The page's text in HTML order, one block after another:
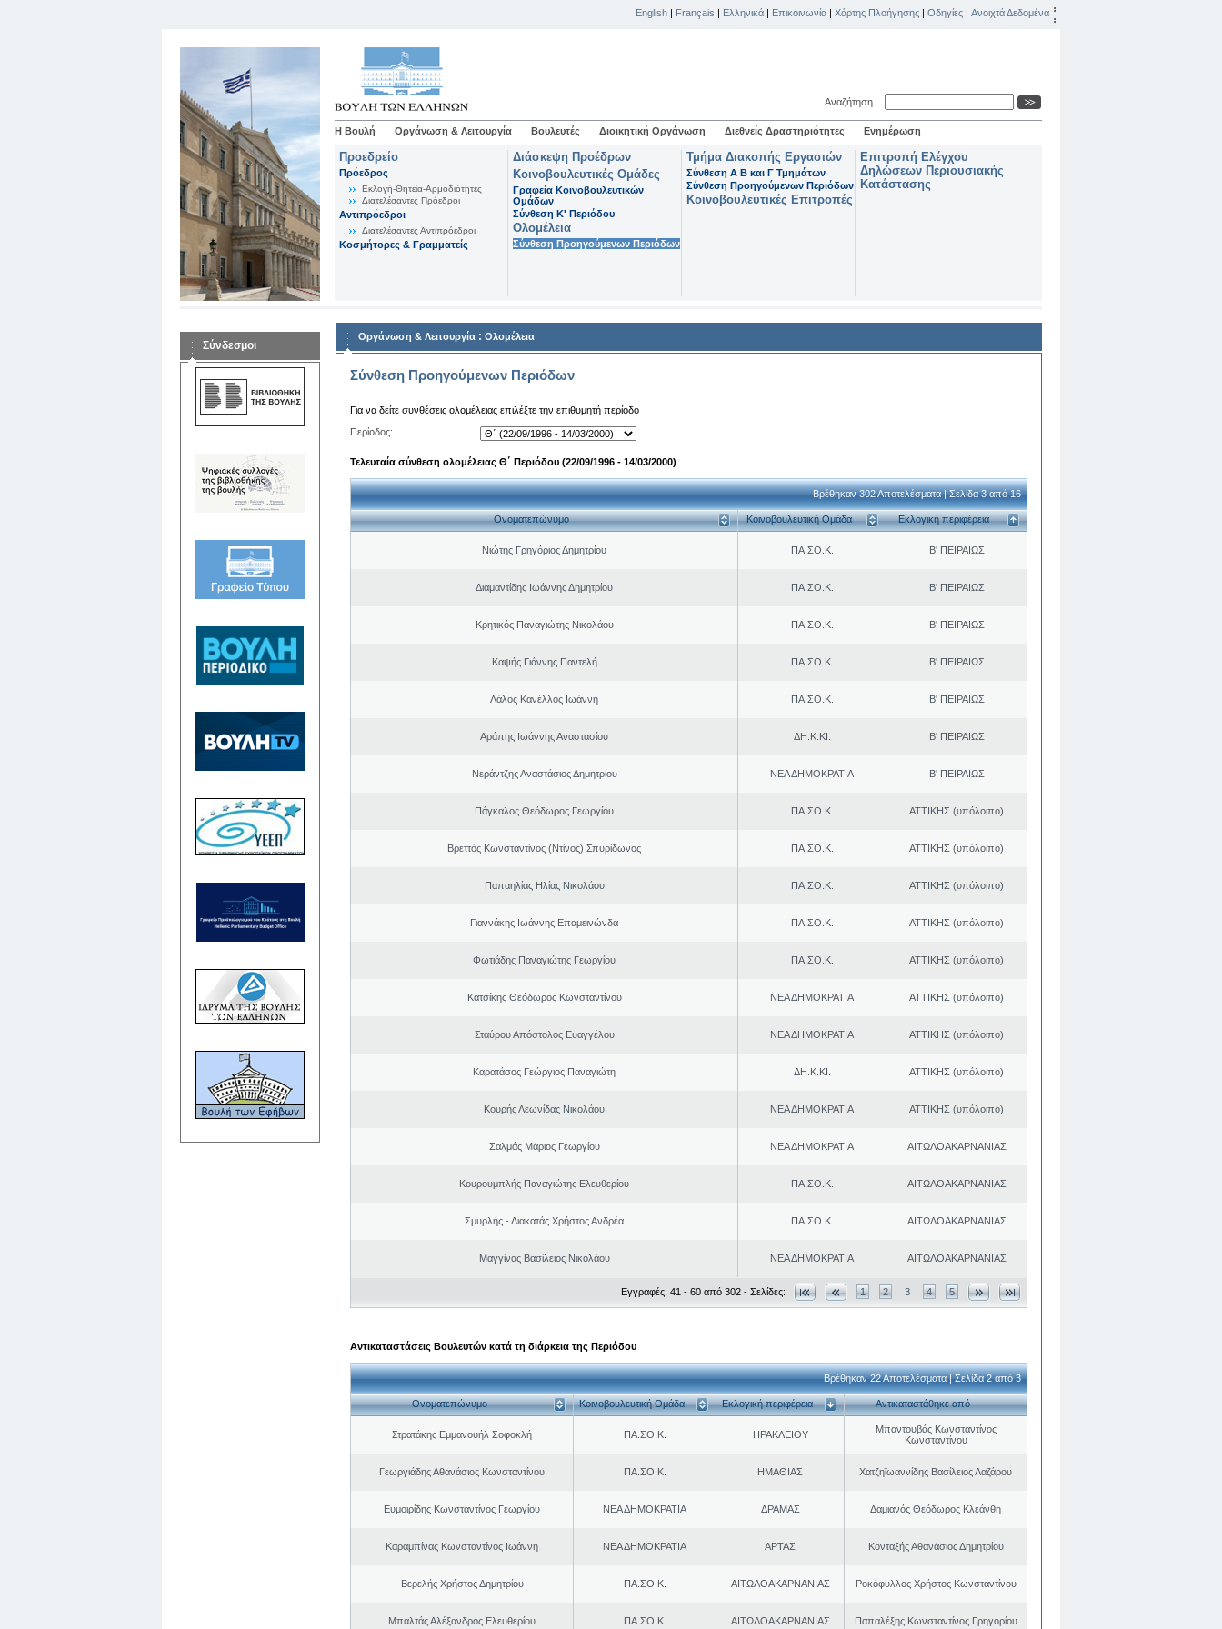
English | Français | Ελληνικά | Επικοινωνία | Χάρτης Πλοήγησης | Οδηγίες | Ανοιχτά Δεδομένα
Αναζήτηση
Η Βουλή Οργάνωση & Λειτουργία Βουλευτές Διοικητική Οργάνωση Διεθνείς Δραστηριότητες Ενημέρωση
Προεδρείο
Πρόεδρος
Εκλογή-Θητεία-Αρμοδιότητες
Διατελέσαντες Πρόεδροι
Αντιπρόεδροι
Διατελέσαντες Αντιπρόεδροι
Κοσμήτορες & Γραμματείς
Διάσκεψη Προέδρων
Κοινοβουλευτικές Ομάδες
Γραφεία Κοινοβουλευτικών
Ομάδων
Σύνθεση K' Περιόδου
Ολομέλεια
Σύνθεση Προηγούμενων Περιόδων
Τμήμα Διακοπής Εργασιών
Σύνθεση Α Β και Γ Τμημάτων
Σύνθεση Προηγούμενων Περιόδων
Κοινοβουλευτικές Επιτροπές
Επιτροπή Ελέγχου
Δηλώσεων Περιουσιακής
Κατάστασης
Σύνδεσμοι
Οργάνωση & Λειτουργία : Ολομέλεια
Σύνθεση Προηγούμενων Περιόδων
Για να δείτε συνθέσεις ολομέλειας επιλέξτε την επιθυμητή περίοδο
Περίοδος:
Τελευταία σύνθεση ολομέλειας Θ΄ Περιόδου (22/09/1996 - 14/03/2000)
Βρέθηκαν 302 Αποτελέσματα | Σελίδα 3 από 16
Ονοματεπώνυμο Κοινοβουλευτική Ομάδα Εκλογική περιφέρεια
Νιώτης Γρηγόριος Δημητρίου ΠΑ.ΣΟ.Κ. Β' ΠΕΙΡΑΙΩΣ
Διαμαντίδης Ιωάννης Δημητρίου ΠΑ.ΣΟ.Κ. Β' ΠΕΙΡΑΙΩΣ
Κρητικός Παναγιώτης Νικολάου ΠΑ.ΣΟ.Κ. Β' ΠΕΙΡΑΙΩΣ
Καψής Γιάννης Παντελή ΠΑ.ΣΟ.Κ. Β' ΠΕΙΡΑΙΩΣ
Λάλος Κανέλλος Ιωάννη ΠΑ.ΣΟ.Κ. Β' ΠΕΙΡΑΙΩΣ
Αράπης Ιωάννης Αναστασίου ΔΗ.Κ.ΚΙ. Β' ΠΕΙΡΑΙΩΣ
Νεράντζης Αναστάσιος Δημητρίου ΝΕΑ ΔΗΜΟΚΡΑΤΙΑ Β' ΠΕΙΡΑΙΩΣ
Πάγκαλος Θεόδωρος Γεωργίου ΠΑ.ΣΟ.Κ. ΑΤΤΙΚΗΣ (υπόλοιπο)
Βρεττός Κωνσταντίνος (Ντίνος) Σπυρίδωνος ΠΑ.ΣΟ.Κ. ΑΤΤΙΚΗΣ (υπόλοιπο)
Παπαηλίας Ηλίας Νικολάου ΠΑ.ΣΟ.Κ. ΑΤΤΙΚΗΣ (υπόλοιπο)
Γιαννάκης Ιωάννης Επαμεινώνδα ΠΑ.ΣΟ.Κ. ΑΤΤΙΚΗΣ (υπόλοιπο)
Φωτιάδης Παναγιώτης Γεωργίου ΠΑ.ΣΟ.Κ. ΑΤΤΙΚΗΣ (υπόλοιπο)
Κατσίκης Θεόδωρος Κωνσταντίνου ΝΕΑ ΔΗΜΟΚΡΑΤΙΑ ΑΤΤΙΚΗΣ (υπόλοιπο)
Σταύρου Απόστολος Ευαγγέλου ΝΕΑ ΔΗΜΟΚΡΑΤΙΑ ΑΤΤΙΚΗΣ (υπόλοιπο)
Καρατάσος Γεώργιος Παναγιώτη ΔΗ.Κ.ΚΙ. ΑΤΤΙΚΗΣ (υπόλοιπο)
Κουρής Λεωνίδας Νικολάου ΝΕΑ ΔΗΜΟΚΡΑΤΙΑ ΑΤΤΙΚΗΣ (υπόλοιπο)
Σαλμάς Μάριος Γεωργίου ΝΕΑ ΔΗΜΟΚΡΑΤΙΑ ΑΙΤΩΛΟΑΚΑΡΝΑΝΙΑΣ
Κουρουμπλής Παναγιώτης Ελευθερίου ΠΑ.ΣΟ.Κ. ΑΙΤΩΛΟΑΚΑΡΝΑΝΙΑΣ
Σμυρλής - Λιακατάς Χρήστος Ανδρέα ΠΑ.ΣΟ.Κ. ΑΙΤΩΛΟΑΚΑΡΝΑΝΙΑΣ
Μαγγίνας Βασίλειος Νικολάου ΝΕΑ ΔΗΜΟΚΡΑΤΙΑ ΑΙΤΩΛΟΑΚΑΡΝΑΝΙΑΣ
Εγγραφές: 41 - 60 από 302 - Σελίδες: 1 2 3 4 5
Αντικαταστάσεις Βουλευτών κατά τη διάρκεια της Περιόδου
Βρέθηκαν 22 Αποτελέσματα | Σελίδα 2 από 3
Ονοματεπώνυμο Κοινοβουλευτική Ομάδα Εκλογική περιφέρεια Αντικαταστάθηκε από
Στρατάκης Εμμανουήλ Σοφοκλή ΠΑ.ΣΟ.Κ. ΗΡΑΚΛΕΙΟΥ
Μπαντουβάς Κωνσταντίνος
Κωνσταντίνου
Γεωργιάδης Αθανάσιος Κωνσταντίνου ΠΑ.ΣΟ.Κ. ΗΜΑΘΙΑΣ Χατζηϊωαννίδης Βασίλειος Λαζάρου
Ευμοιρίδης Κωνσταντίνος Γεωργίου ΝΕΑ ΔΗΜΟΚΡΑΤΙΑ ΔΡΑΜΑΣ Δαμιανός Θεόδωρος Κλεάνθη
Καραμπίνας Κωνσταντίνος Ιωάννη ΝΕΑ ΔΗΜΟΚΡΑΤΙΑ ΑΡΤΑΣ Κονταξής Αθανάσιος Δημητρίου
Βερελής Χρήστος Δημητρίου ΠΑ.ΣΟ.Κ. ΑΙΤΩΛΟΑΚΑΡΝΑΝΙΑΣ Ροκόφυλλος Χρήστος Κωνσταντίνου
Μπαλτάς Αλέξανδρος Ελευθερίου ΠΑ.ΣΟ.Κ. ΑΙΤΩΛΟΑΚΑΡΝΑΝΙΑΣ Παπαλέξης Κωνσταντίνος Γρηγορίου